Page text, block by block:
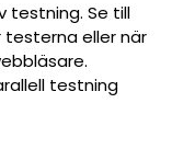
testning. Se till
eller när
testning